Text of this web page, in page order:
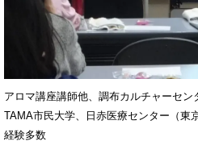
アロマ講座講師他、調布カルチャーセン
TAMA市民大学、日赤医療センター（東
経験多数